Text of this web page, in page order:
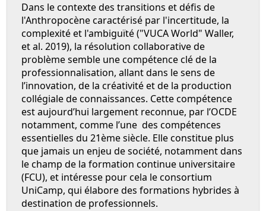
Dans le contexte des transitions et défis de
l'Anthropocène caractérisé par l'incertitude, la
complexité et l'ambiguïté ("VUCA World" Waller,
et al. 2019), la résolution collaborative de
problème semble une compétence clé de la
professionnalisation, allant dans le sens de
l’innovation, de la créativité et de la production
collégiale de connaissances. Cette compétence
est aujourd’hui largement reconnue, par l’OCDE
notamment, comme l’une des compétences
essentielles du 21ème siècle. Elle constitue plus
que jamais un enjeu de société, notamment dans
le champ de la formation continue universitaire
(FCU), et intéresse pour cela le consortium
UniCamp, qui élabore des formations hybrides à
destination de professionnels.